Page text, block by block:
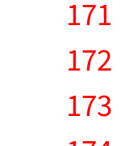
171
172
173